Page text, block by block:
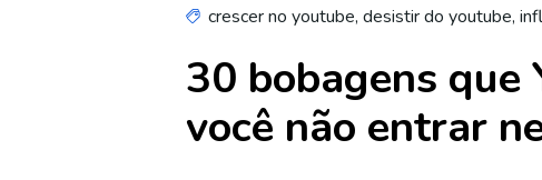
crescer no youtube, desistir do youtube,
30 bobagens que
você não entrar